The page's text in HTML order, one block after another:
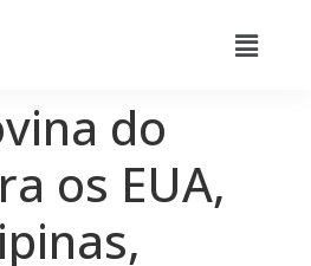
do
os EUA,